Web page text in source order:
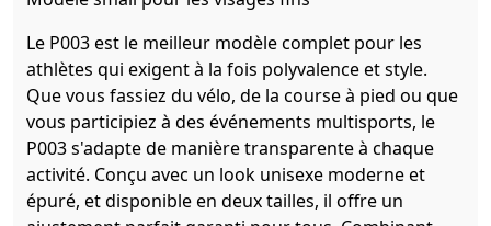
Le P003 est le meilleur modèle complet pour les
athlètes qui exigent à la fois polyvalence et style.
Que vous fassiez du vélo, de la course à pied ou que
vous participiez à des événements multisports, le
P003 s'adapte de manière transparente à chaque
activité. Conçu avec un look unisexe moderne et
épuré, et disponible en deux tailles, il offre un